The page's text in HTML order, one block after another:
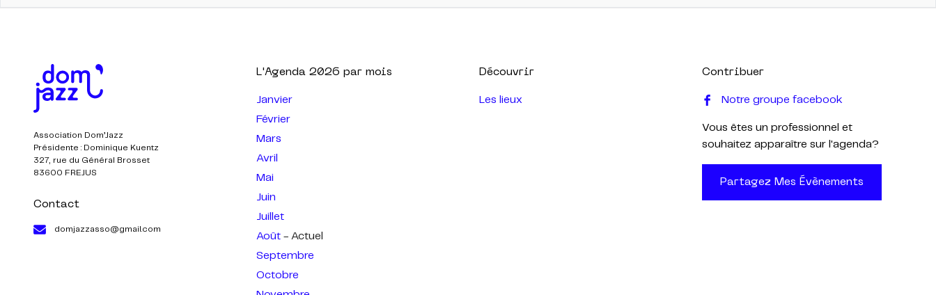
Association Dom’Jazz
Présidente : Dominique Kuentz
327, rue du Général Brosset
83600 FREJUS
Contact
domjazzasso@gmail.com
L'Agenda 2026 par mois
Janvier
Février
Mars
Avril
Mai
Juin
Juillet
Août - Actuel
Septembre
Octobre
Découvrir
Les lieux
Contribuer
Notre groupe facebook
Vous êtes un professionnel et
souhaitez apparaître sur l'agenda?
Partagez Mes Évènements